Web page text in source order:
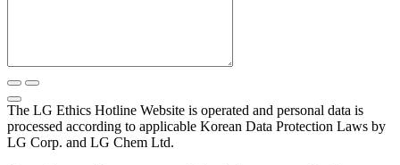
The LG Ethics Hotline Website is operated and personal data is
processed according to applicable Korean Data Protection Laws by
LG Corp. and LG Chem Ltd.